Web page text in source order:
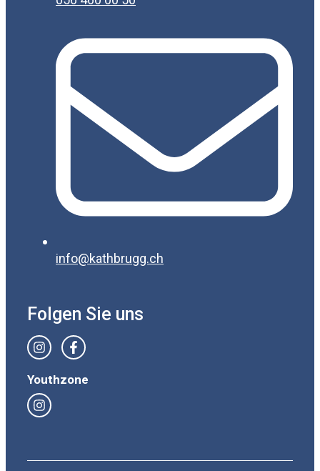
info@kathbrugg.ch
Folgen Sie uns
Youthzone